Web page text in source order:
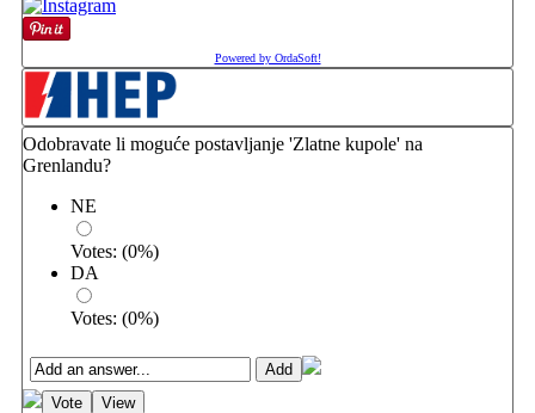
Powered by OrdaSoft!
Odobravate li moguće postavljanje 'Zlatne kupole' na
Grenlandu?
NE
Votes: (0%)
DA
Votes: (0%)